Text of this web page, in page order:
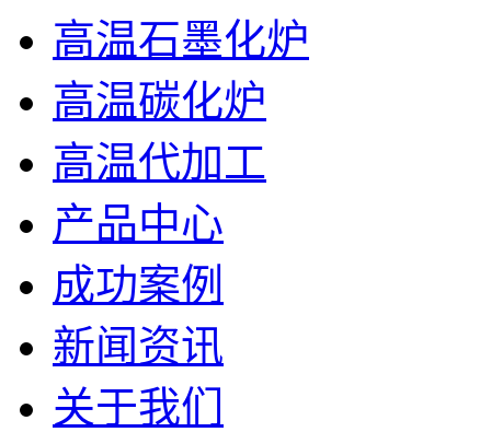
高温石墨化炉
高温碳化炉
高温代加工
产品中心
成功案例
新闻资讯
关于我们